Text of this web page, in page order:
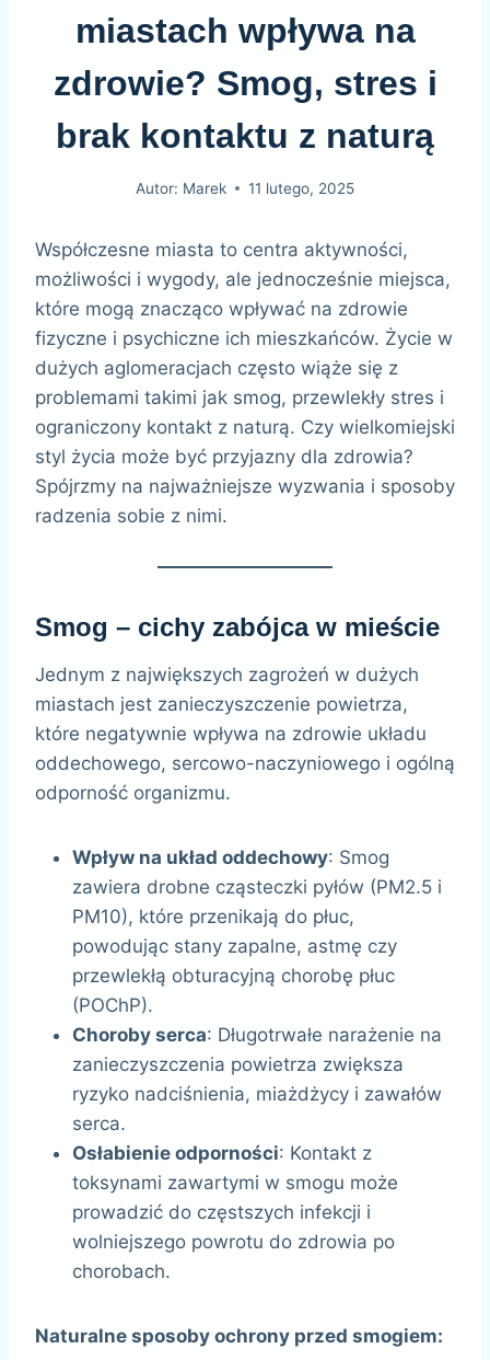
miastach wpływa na
zdrowie? Smog, stres i
brak kontaktu z naturą
Autor: Marek 11 lutego, 2025
Współczesne miasta to centra aktywności,
możliwości i wygody, ale jednocześnie miejsca,
które mogą znacząco wpływać na zdrowie
fizyczne i psychiczne ich mieszkańców. Życie w
dużych aglomeracjach często wiąże się z
problemami takimi jak smog, przewlekły stres i
ograniczony kontakt z naturą. Czy wielkomiejski
styl życia może być przyjazny dla zdrowia?
Spójrzmy na najważniejsze wyzwania i sposoby
radzenia sobie z nimi.
Smog – cichy zabójca w mieście
Jednym z największych zagrożeń w dużych
miastach jest zanieczyszczenie powietrza,
które negatywnie wpływa na zdrowie układu
oddechowego, sercowo-naczyniowego i ogólną
odporność organizmu.
Wpływ na układ oddechowy: Smog
zawiera drobne cząsteczki pyłów (PM2.5 i
PM10), które przenikają do płuc,
powodując stany zapalne, astmę czy
przewlekłą obturacyjną chorobę płuc
(POChP).
Choroby serca: Długotrwałe narażenie na
zanieczyszczenia powietrza zwiększa
ryzyko nadciśnienia, miażdżycy i zawałów
serca.
Osłabienie odporności: Kontakt z
toksynami zawartymi w smogu może
prowadzić do częstszych infekcji i
wolniejszego powrotu do zdrowia po
chorobach.
Naturalne sposoby ochrony przed smogiem: